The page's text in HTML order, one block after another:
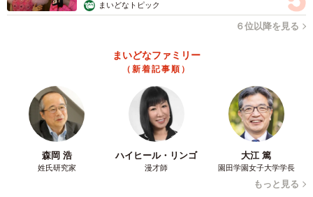
まいどなトピック
６位以降を見る
まいどなファミリー
（新着記事順）
森岡 浩
姓氏研究家
ハイヒール・リンゴ
漫才師
大江 篤
園田学園女子大学学長
もっと見る